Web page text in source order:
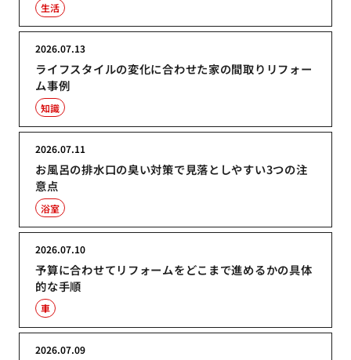
生活
ライフスタイルの変化に合わせた家の間取りリフォー
ム事例
2026.07.13
知識
お風呂の排水口の臭い対策で見落としやすい3つの注
意点
2026.07.11
浴室
予算に合わせてリフォームをどこまで進めるかの具体
的な手順
2026.07.10
車
2026.07.09